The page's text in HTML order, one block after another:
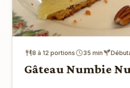
8 à 12 portions 35 min
Gâteau Numbie